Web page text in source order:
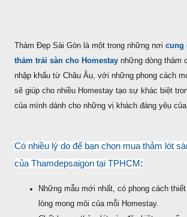
Thảm Đẹp Sài Gòn là một trong những nơi cung
thảm trải sàn cho Homestay những dòng thảm
nhập khẩu từ Châu Âu, với những phong cách
sẽ giúp cho nhiều Homestay tạo sự khác biệt
của mình dành cho những vị khách đáng yêu
Có nhiều lý do để bạn chọn mua thảm lót
của Thamdepsaigon tại TPHCM :
Những mẫu mới nhất, có phong cách
lòng mong mỏi của mỗi Homestay.